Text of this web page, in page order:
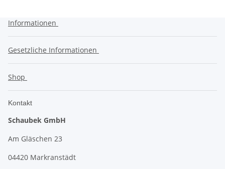
Informationen
Gesetzliche Informationen
Shop
Kontakt
Schaubek GmbH
Am Gläschen 23
04420 Markranstädt